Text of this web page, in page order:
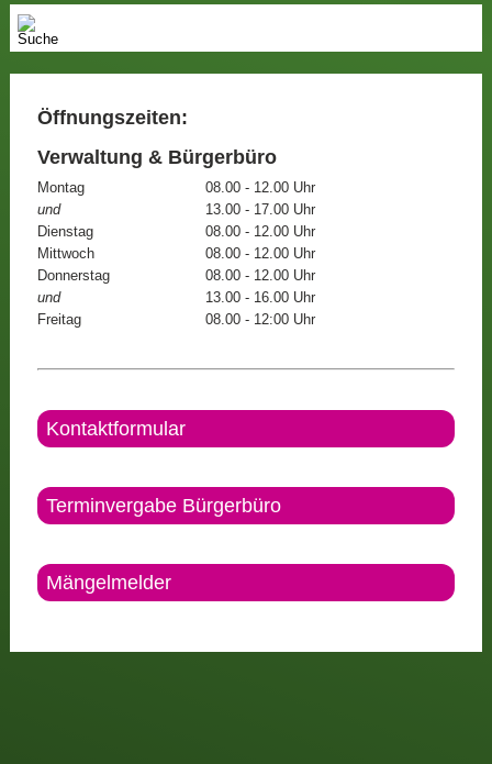
Öffnungszeiten:
Verwaltung & Bürgerbüro
Montag
08.00 - 12.00 Uhr
und
13.00 - 17.00 Uhr
Dienstag
08.00 - 12.00 Uhr
Mittwoch
08.00 - 12.00 Uhr
Donnerstag
08.00 - 12.00 Uhr
und
13.00 - 16.00 Uhr
Freitag
08.00 - 12:00 Uhr
Kontaktformular
Terminvergabe Bürgerbüro
Mängelmelder